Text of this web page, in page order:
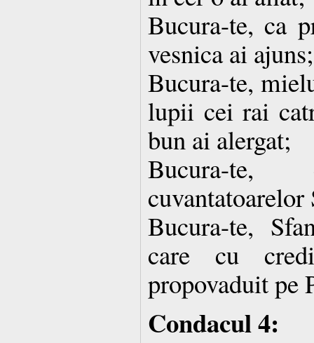
Bucura-te, ca
vesnica ai ajuns;
Bucura-te,
lupii cei rai
bun ai alergat;
Bucura-
Bucura-te,
care cu
propovaduit pe
Condacul 4: